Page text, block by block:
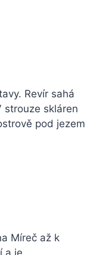
Revír sahá
strouze skláren
pod jezem
Míreč až k